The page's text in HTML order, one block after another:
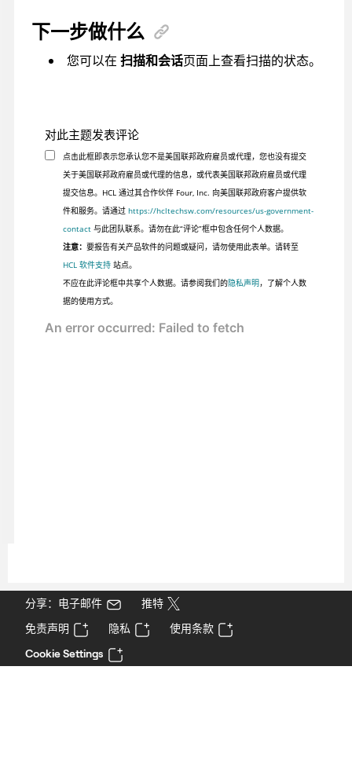
下一步做什么
您可以在 扫描和会话页面上查看扫描的状态。
对此主题发表评论
点击此框即表示您承认您不是美国联邦政府雇员或代理，您也没有提交
关于美国联邦政府雇员或代理的信息，或代表美国联邦政府雇员或代理
提交信息。HCL 通过其合作伙伴 Four, Inc. 向美国联邦政府客户提供软
件和服务。请通过 https://hcltechsw.com/resources/us-government-
contact与此团队联系。请勿在此“评论”框中包含任何个人数据。
注意： 要报告有关产品软件的问题或疑问，请勿使用此表单。请转至
HCL 软件支持站点。
不应在此评论框中共享个人数据。请参阅我们的隐私声明，了解个人数
据的使用方式。
分享：电子邮件
推特
免责声明
隐私
使用条款
Cookie Settings